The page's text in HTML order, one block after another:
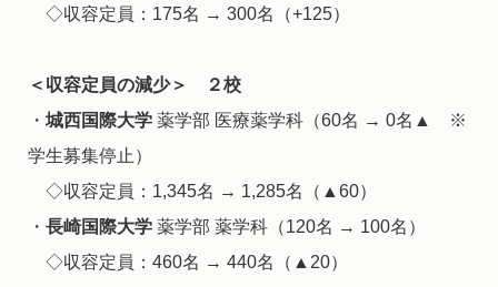
◇収容定員：175名 → 300名（+125）
＜収容定員の減少＞ ２校
・ 城西国際大学薬学部 医療薬学科（60名 → 0名▲ ※
学生募集停止）
◇収容定員：1,345名 → 1,285名（▲60）
・ 長崎国際大学薬学部 薬学科（120名 → 100名）
◇収容定員：460名 → 440名（▲20）